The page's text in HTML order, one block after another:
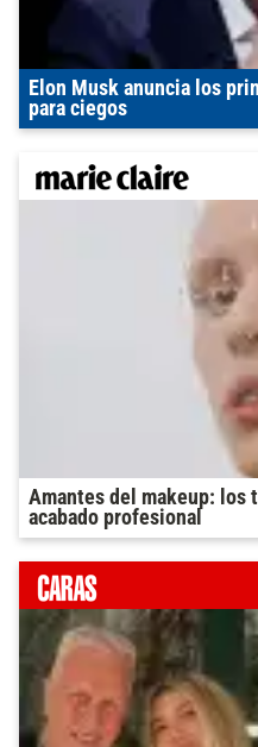
Elon Musk anuncia los
para ciegos
Amantes del makeup: los
acabado profesional